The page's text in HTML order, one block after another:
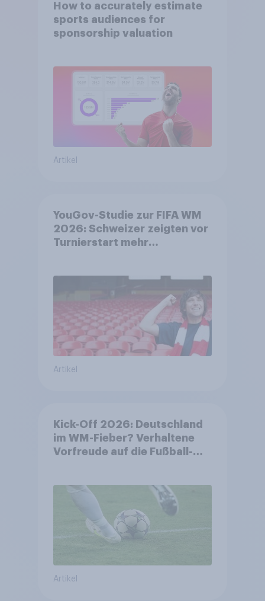
How to accurately estimate
sports audiences for
sponsorship valuation
Artikel
YouGov-Studie zur FIFA WM
2026: Schweizer zeigten vor
Turnierstart mehr
Artikel
Kick-Off 2026: Deutschland
im WM-Fieber? Verhaltene
Vorfreude auf die Fußball-
Artikel